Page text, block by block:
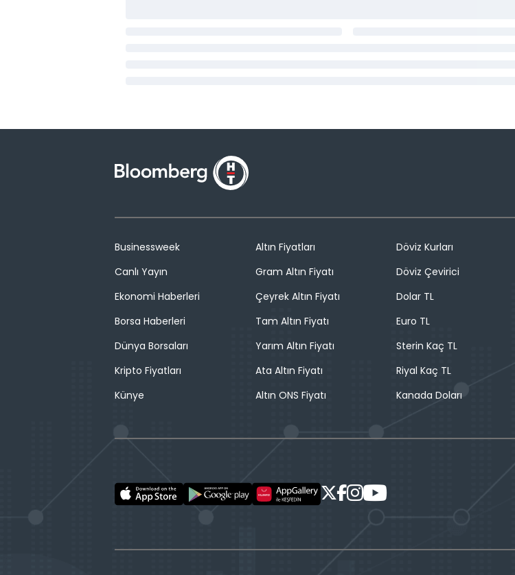
Businessweek
Canlı Yayın
Ekonomi Haberleri
Borsa Haberleri
Dünya Borsaları
Kripto Fiyatları
Künye
Altın Fiyatları
Gram Altın Fiyatı
Çeyrek Altın Fiyatı
Tam Altın Fiyatı
Yarım Altın Fiyatı
Ata Altın Fiyatı
Altın ONS Fiyatı
Döviz Kurları
Döviz Çevirici
Dolar TL
Euro TL
Sterin Kaç TL
Riyal Kaç TL
Kanada Doları